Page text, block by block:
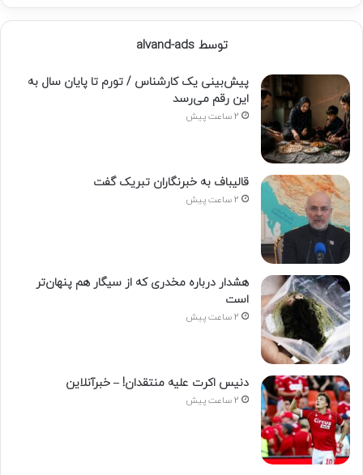
توسط alvand-ads
پیش‌بینی یک کارشناس / تورم تا پایان سال به
این رقم می‌رسد
2 ساعت پیش
قالیباف به خبرنگاران تبریک گفت
2 ساعت پیش
هشدار درباره مخدری که از سیگار هم پنهان‌تر
است
2 ساعت پیش
دنیس اکرت علیه منتقدان! – خبرآنلاین
2 ساعت پیش